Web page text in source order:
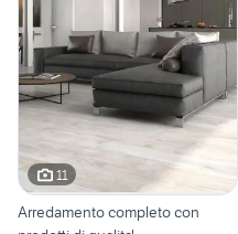
11
Arredamento completo con